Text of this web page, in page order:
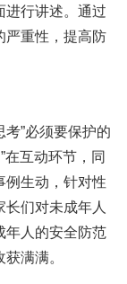
进行讲述。通过
严重性，提高防
”必须要保护的
在互动环节，同
例生动，针对性
们对未成年人
年人的安全防范
满满。